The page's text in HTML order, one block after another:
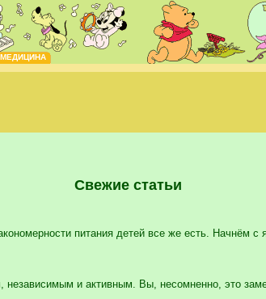
Свежие статьи
питания детей все же есть. Начнём с
и активным. Вы, несомненно, это